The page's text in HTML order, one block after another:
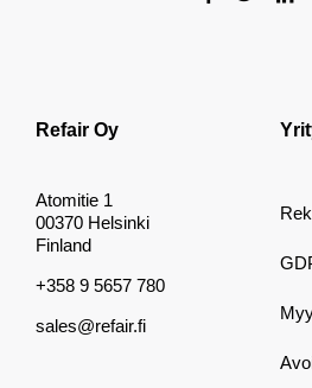
Refair Oy
Atomitie 1
00370 Helsinki
Finland
+358 9 5657 780
sales@refair.fi